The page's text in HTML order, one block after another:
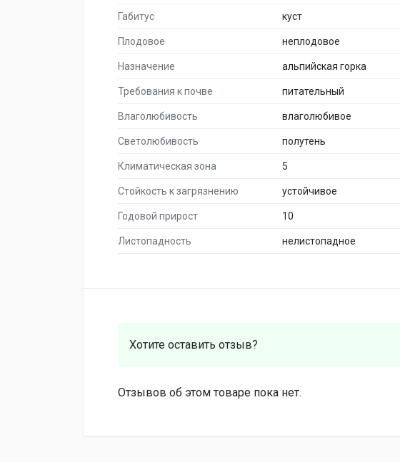
Габитус куст
Плодовое неплодовое
Назначение альпийская горка
Требования к почве питательный
Влаголюбивость влаголюбивое
Светолюбивость полутень
Климатическая зона 5
Стойкость к загрязнению устойчивое
Годовой прирост 10
Листопадность нелистопадное
Хотите оставить отзыв?
Отзывов об этом товаре пока нет.